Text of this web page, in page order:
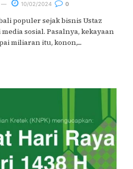
10/02/2024 0
populer sejak bisnis Ustaz
sosial. Pasalnya, kekayaan
miliaran itu, konon,....